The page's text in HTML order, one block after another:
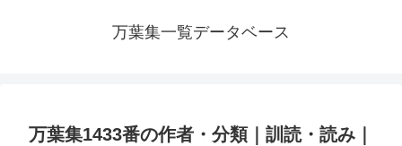
万葉集一覧データベース
万葉集1433番の作者・分類｜訓読・読み｜